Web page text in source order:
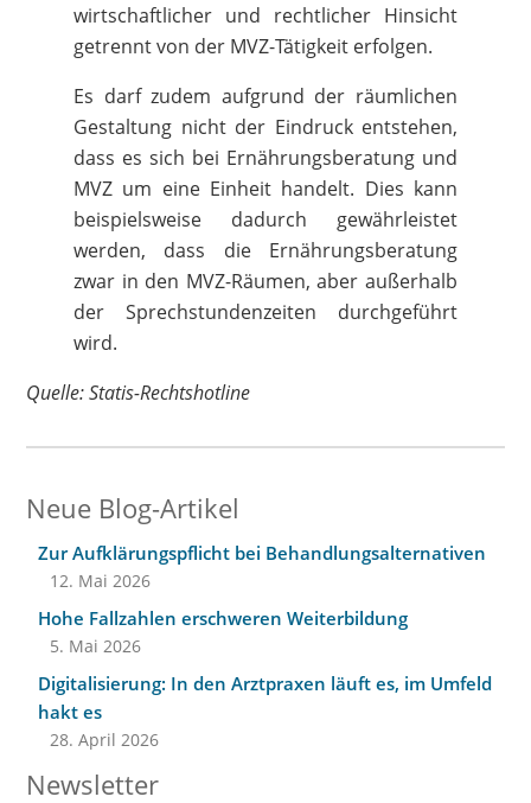
wirtschaftlicher und rechtlicher Hinsicht
getrennt von der MVZ-Tätigkeit erfolgen.
Es darf zudem aufgrund der räumlichen
Gestaltung nicht der Eindruck entstehen,
dass es sich bei Ernährungsberatung und
MVZ um eine Einheit handelt. Dies kann
beispielsweise dadurch gewährleistet
werden, dass die Ernährungsberatung
zwar in den MVZ-Räumen, aber außerhalb
der Sprechstundenzeiten durchgeführt
wird.
Quelle: Statis-Rechtshotline
Neue Blog-Artikel
Zur Aufklärungspflicht bei Behandlungsalternativen
12. Mai 2026
Hohe Fallzahlen erschweren Weiterbildung
5. Mai 2026
Digitalisierung: In den Arztpraxen läuft es, im Umfeld
hakt es
28. April 2026
Newsletter